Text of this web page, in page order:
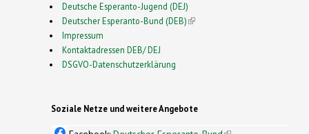
Deutsche Esperanto-Jugend (DEJ)
Deutscher Esperanto-Bund (DEB)(link is external)
Impressum
Kontaktadressen DEB/ DEJ
DSGVO-Datenschutzerklärung
Soziale Netze und weitere Angebote